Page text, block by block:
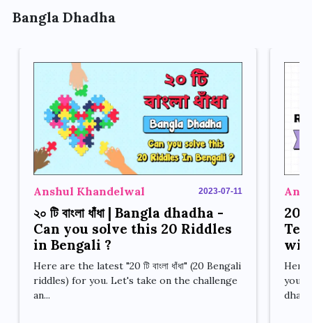
Bangla Dhadha
Anshul Khandelwal 2023-07-11
২০ টি বাংলা ধাঁধা | Bangla dhadha -
Can you solve this 20 Riddles
in Bengali ?
Here are the latest "20 টি বাংলা ধাঁধা" (20 Bengali
riddles) for you. Let's take on the challenge
an...
20
with
Here
your